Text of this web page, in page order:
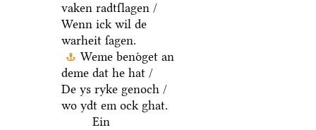
vaken radtſlagen /
Wenn ick wil de
warheit ſagen.
Weme benoͤget an
deme dat he hat /
De ys ryke genoch /
wo ydt em ock ghat.
Ein